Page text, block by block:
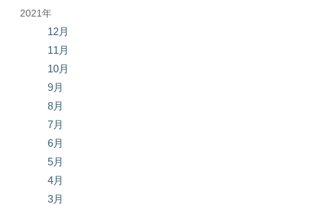
2021年
12月
11月
10月
9月
8月
7月
6月
5月
4月
3月